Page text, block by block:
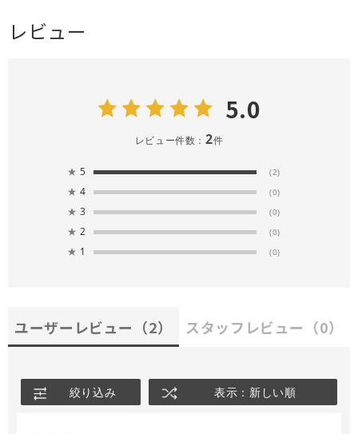
レビュー
5.0
レビュー件数： 2件
★ 5 (2)
★ 4 (0)
★ 3 (0)
★ 2 (0)
★ 1 (0)
ユーザーレビュー （2） スタッフレビュー （0）
絞り込み 表示：新しい順